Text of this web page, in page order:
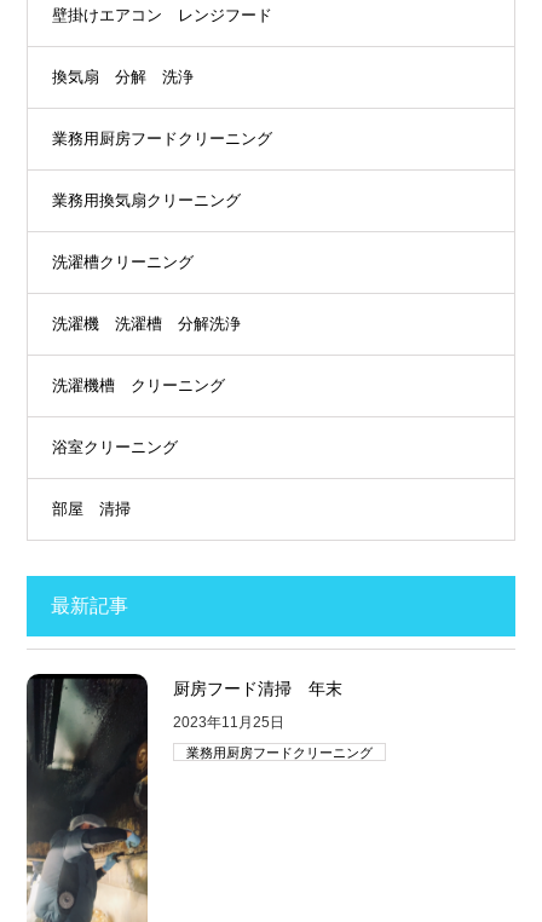
壁掛けエアコン レンジフード
換気扇 分解 洗浄
業務用厨房フードクリーニング
業務用換気扇クリーニング
洗濯槽クリーニング
洗濯機 洗濯槽 分解洗浄
洗濯機槽 クリーニング
浴室クリーニング
部屋 清掃
最新記事
厨房フード清掃 年末
2023年11月25日
業務用厨房フードクリーニング